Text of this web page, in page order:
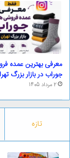
معرفی بهترین عمده
جوراب در بازار بزرگ
2 مرداد 1405
تازه